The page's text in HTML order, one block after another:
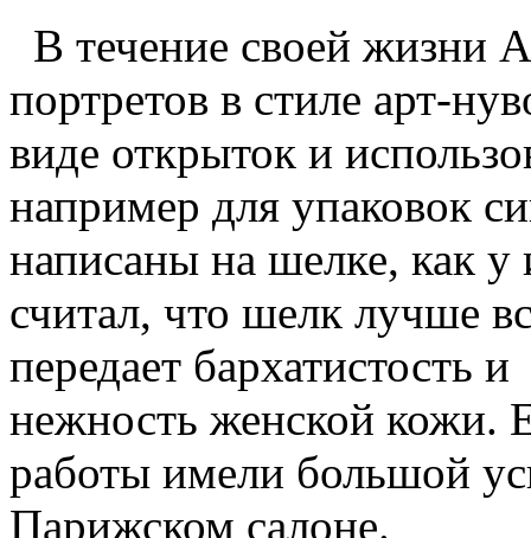
В течение своей жизни
портретов в стиле арт-
виде открыток и
например для упаковок
написаны на шелке, как у
считал, что шелк лучше
передает бархатистость и
нежность женской кожи.
работы имели большой
Парижском салоне.